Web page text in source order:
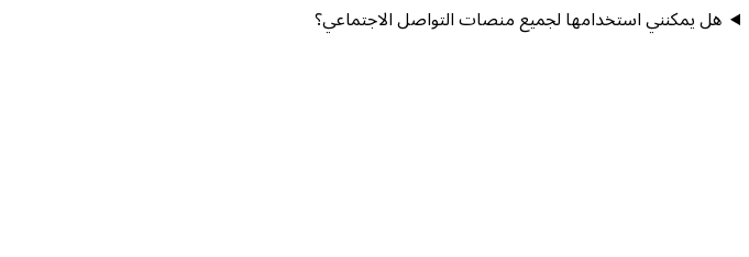
هل يمكنني استخدامها لجميع منصات التواصل الاجتماعي؟